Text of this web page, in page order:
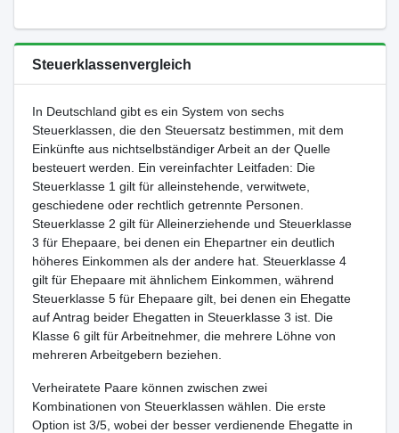
Steuerklassenvergleich
In Deutschland gibt es ein System von sechs
Steuerklassen, die den Steuersatz bestimmen, mit dem
Einkünfte aus nichtselbständiger Arbeit an der Quelle
besteuert werden. Ein vereinfachter Leitfaden: Die
Steuerklasse 1 gilt für alleinstehende, verwitwete,
geschiedene oder rechtlich getrennte Personen.
Steuerklasse 2 gilt für Alleinerziehende und Steuerklasse
3 für Ehepaare, bei denen ein Ehepartner ein deutlich
höheres Einkommen als der andere hat. Steuerklasse 4
gilt für Ehepaare mit ähnlichem Einkommen, während
Steuerklasse 5 für Ehepaare gilt, bei denen ein Ehegatte
auf Antrag beider Ehegatten in Steuerklasse 3 ist. Die
Klasse 6 gilt für Arbeitnehmer, die mehrere Löhne von
mehreren Arbeitgebern beziehen.
Verheiratete Paare können zwischen zwei
Kombinationen von Steuerklassen wählen. Die erste
Option ist 3/5, wobei der besser verdienende Ehegatte in